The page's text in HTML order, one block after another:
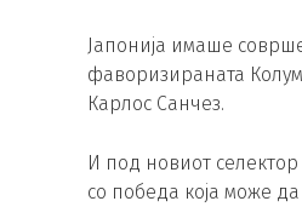
Јапонија имаше
фаворизираната
Карлос Санчез.
И под новиот
со победа која може